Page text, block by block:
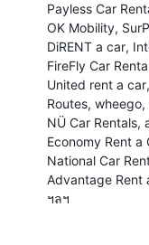
Payless Car
OK Mobility
DiRENT a car
FireFly Car
United rent a car
Routes wheego
NÜ Car Rentals
Economy Rent a
National Car
Advantage Rent
ฯลฯ